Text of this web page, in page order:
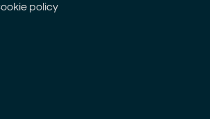
policy